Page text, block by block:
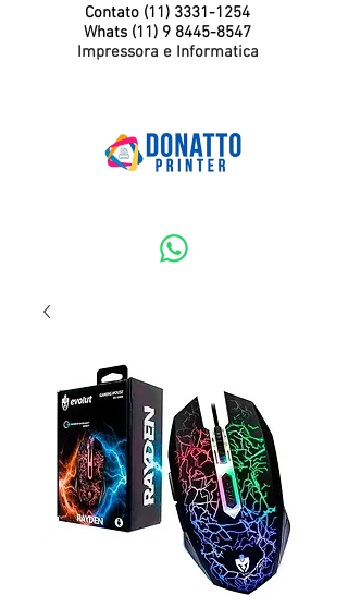
Contato (11) 3331-1254
Whats (11) 9 8445-8547
Impressora e Informatica